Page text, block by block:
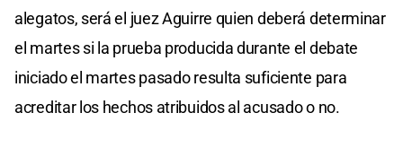
alegatos, será el juez Aguirre quien deberá determinar
el martes si la prueba producida durante el debate
iniciado el martes pasado resulta suficiente para
acreditar los hechos atribuidos al acusado o no.